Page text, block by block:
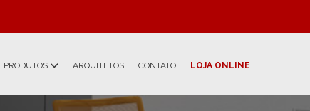
PRODUTOS ARQUITETOS CONTATO LOJA ONLINE